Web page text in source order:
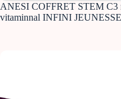
ANESI COFFRET STEM C3
vitaminnal INFINI JEUNESSE